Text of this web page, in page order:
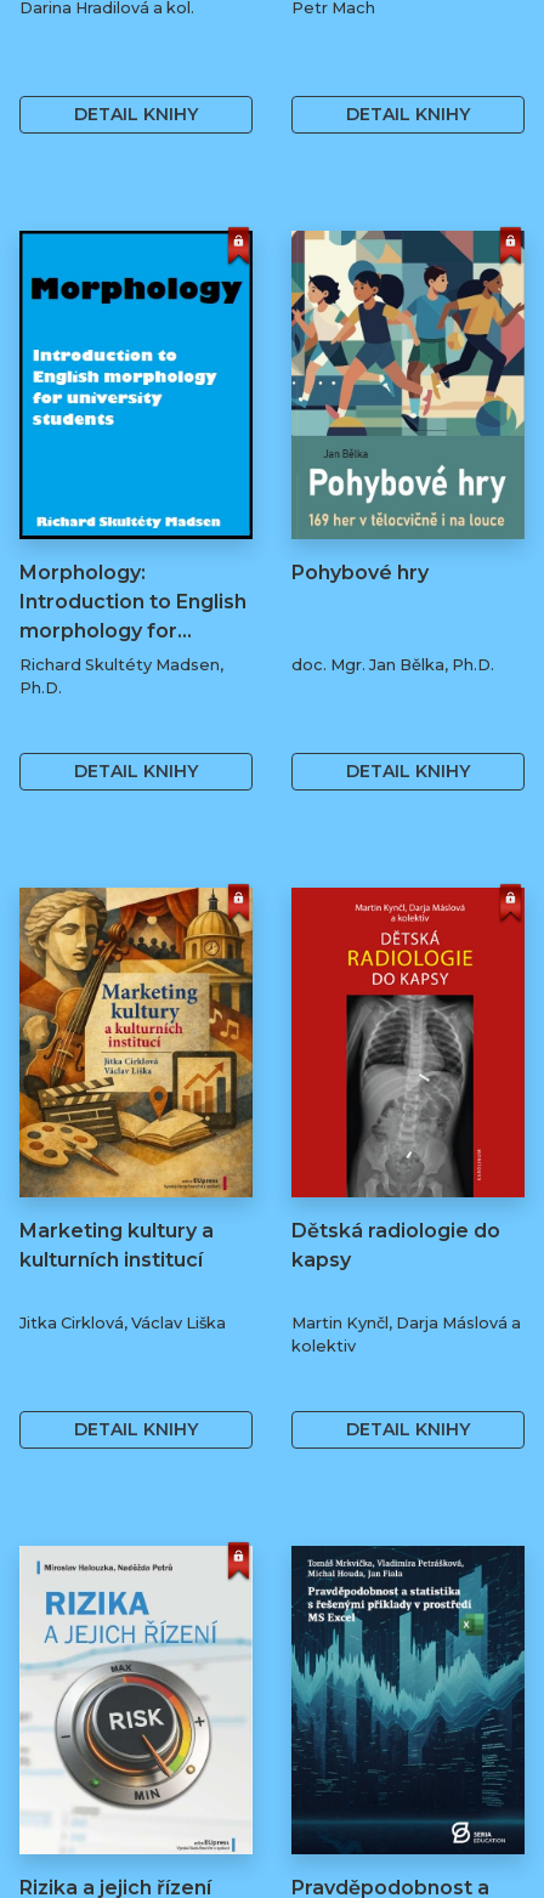
Darina Hradilová a kol.
DETAIL KNIHY
Petr Mach
DETAIL KNIHY
Morphology:
Introduction to English
morphology for…
Richard Skultéty Madsen,
Ph.D.
DETAIL KNIHY
Pohybové hry
doc. Mgr. Jan Bělka, Ph.D.
DETAIL KNIHY
Marketing kultury a
kulturních institucí
Jitka Cirklová, Václav Liška
DETAIL KNIHY
Dětská radiologie do
kapsy
Martin Kynčl, Darja Máslová a
kolektiv
DETAIL KNIHY
Rizika a jejich řízení
Pravděpodobnost a